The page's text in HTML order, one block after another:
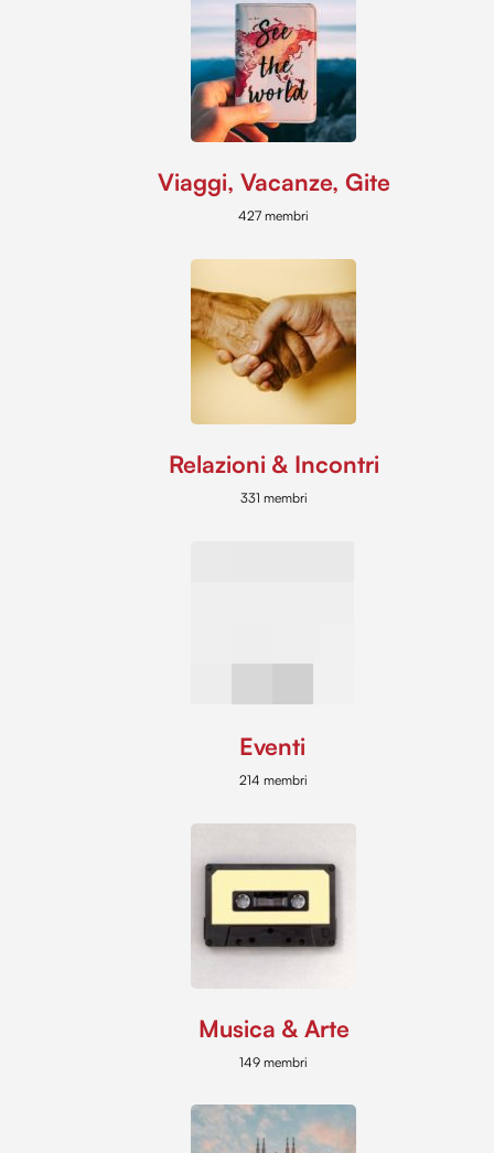
Viaggi, Vacanze, Gite
427 membri
Relazioni & Incontri
331 membri
Eventi
214 membri
Musica & Arte
149 membri